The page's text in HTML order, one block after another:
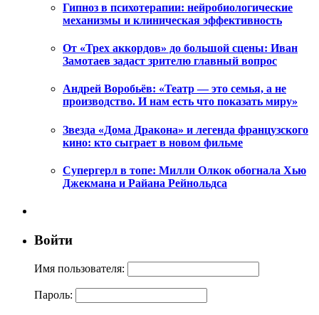
Гипноз в психотерапии: нейробиологические
механизмы и клиническая эффективность
От «Трех аккордов» до большой сцены: Иван
Замотаев задаст зрителю главный вопрос
Андрей Воробьёв: «Театр — это семья, а не
производство. И нам есть что показать миру»
Звезда «Дома Дракона» и легенда французского
кино: кто сыграет в новом фильме
Супергерл в топе: Милли Олкок обогнала Хью
Джекмана и Райана Рейнольдса
Войти
Имя пользователя:
Пароль: